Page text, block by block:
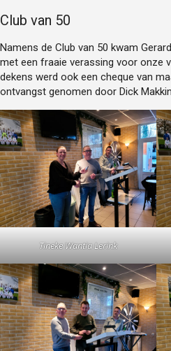
Club van 50
Namens de Club van 50 kwam
met een fraaie verassing voor onze
dekens werd ook een cheque van
ontvangst genomen door Dick
Tineke Wantia Lerink